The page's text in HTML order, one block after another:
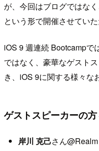
が、今回はブログではな
という形で開催させていた
iOS 9 週連続 Bootcampで
ではなく、豪華なゲスト
き、iOS 9に関する様々な
ゲストスピーカーの方
岸川 克己さん@Realm